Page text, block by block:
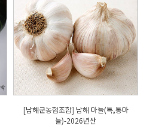
산물
가공품
[남해군농협조합] 남해 마늘(특,통마
늘)-2026년산